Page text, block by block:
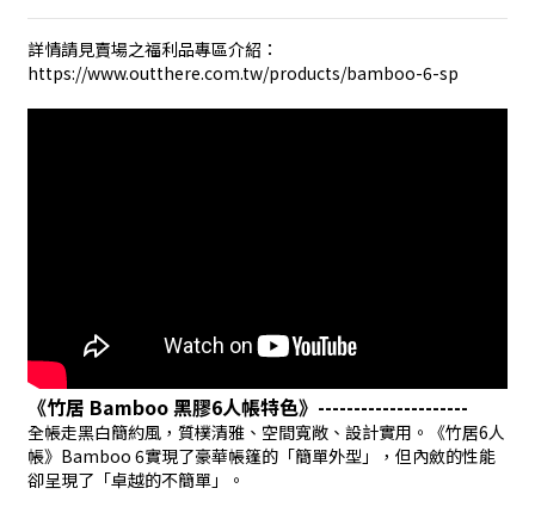
詳情請見賣場之福利品專區介紹：
https://www.outthere.com.tw/products/bamboo-6-sp
《竹居 Bamboo 黑膠6人帳特色》---------------------
全帳走黑白簡約風，質樸清雅、空間寬敞、設計實用。《竹居6人
帳》Bamboo 6實現了豪華帳篷的「簡單外型」，但內斂的性能
卻呈現了「卓越的不簡單」。